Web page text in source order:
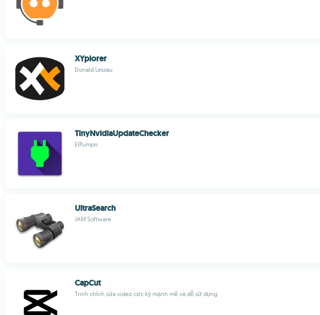
XYplorer
Donald Lessau
TinyNvidiaUpdateChecker
ElPumpo
UltraSearch
JAM Software
CapCut
Trình chỉnh sửa video cực kỳ mạnh mẽ và dễ sử dụng